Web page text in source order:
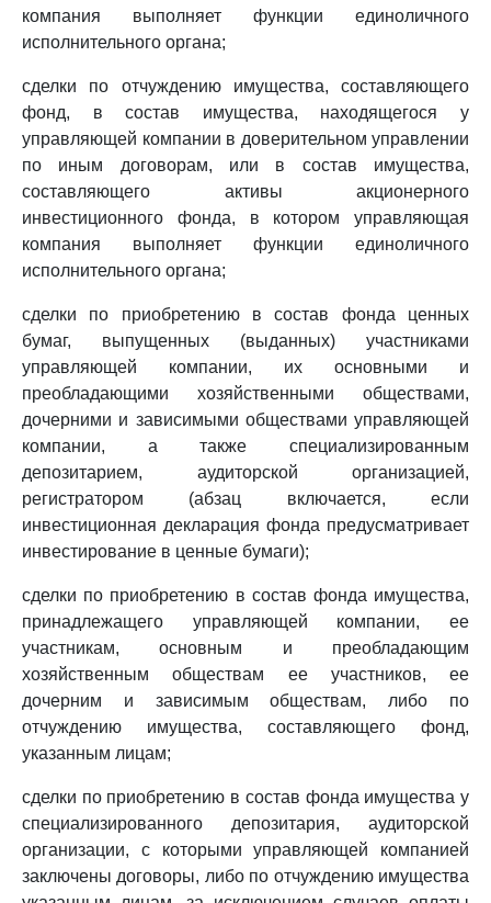
компания выполняет функции единоличного
исполнительного органа;
сделки по отчуждению имущества, составляющего
фонд, в состав имущества, находящегося у
управляющей компании в доверительном управлении
по иным договорам, или в состав имущества,
составляющего активы акционерного
инвестиционного фонда, в котором управляющая
компания выполняет функции единоличного
исполнительного органа;
сделки по приобретению в состав фонда ценных
бумаг, выпущенных (выданных) участниками
управляющей компании, их основными и
преобладающими хозяйственными обществами,
дочерними и зависимыми обществами управляющей
компании, а также специализированным
депозитарием, аудиторской организацией,
регистратором (абзац включается, если
инвестиционная декларация фонда предусматривает
инвестирование в ценные бумаги);
сделки по приобретению в состав фонда имущества,
принадлежащего управляющей компании, ее
участникам, основным и преобладающим
хозяйственным обществам ее участников, ее
дочерним и зависимым обществам, либо по
отчуждению имущества, составляющего фонд,
указанным лицам;
сделки по приобретению в состав фонда имущества у
специализированного депозитария, аудиторской
организации, с которыми управляющей компанией
заключены договоры, либо по отчуждению имущества